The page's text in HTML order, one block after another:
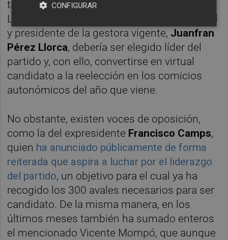
también al futuro candidato a la Generalitat.
La lógica indica que el actual jefe del Consell
y presidente de la gestora vigente, Juanfran
Pérez Llorca, debería ser elegido líder del
partido y, con ello, convertirse en virtual
candidato a la reelección en los comicios
autonómicos del año que viene.
No obstante, existen voces de oposición,
como la del expresidente Francisco Camps,
quien ha anunciado públicamente de forma
reiterada que aspira a luchar por el liderazgo
del partido, un objetivo para el cual ya ha
recogido los 300 avales necesarios para ser
candidato. De la misma manera, en los
últimos meses también ha sumado enteros
el mencionado Vicente Mompó, que aunque
CONFIGURAR